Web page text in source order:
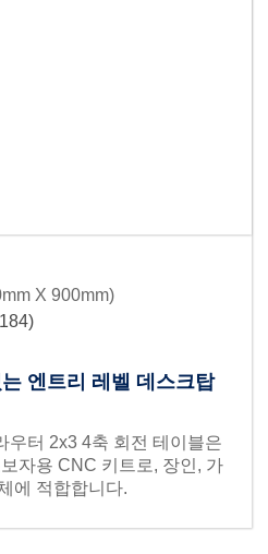
X 900mm)
엔트리 레벨 데스크탑
우터 2x3 4축 회전 테이블은
자용 CNC 키트로, 장인, 가
에 적합합니다.